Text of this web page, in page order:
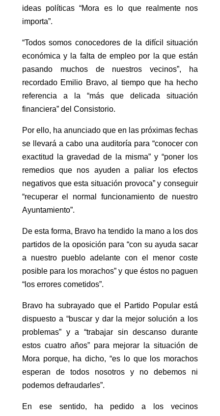
ideas políticas “Mora es lo que realmente nos
importa”.
“Todos somos conocedores de la difícil situación
económica y la falta de empleo por la que están
pasando muchos de nuestros vecinos”, ha
recordado Emilio Bravo, al tiempo que ha hecho
referencia a la “más que delicada situación
financiera” del Consistorio.
Por ello, ha anunciado que en las próximas fechas
se llevará a cabo una auditoría para “conocer con
exactitud la gravedad de la misma” y “poner los
remedios que nos ayuden a paliar los efectos
negativos que esta situación provoca” y conseguir
“recuperar el normal funcionamiento de nuestro
Ayuntamiento”.
De esta forma, Bravo ha tendido la mano a los dos
partidos de la oposición para “con su ayuda sacar
a nuestro pueblo adelante con el menor coste
posible para los morachos” y que éstos no paguen
“los errores cometidos”.
Bravo ha subrayado que el Partido Popular está
dispuesto a “buscar y dar la mejor solución a los
problemas” y a “trabajar sin descanso durante
estos cuatro años” para mejorar la situación de
Mora porque, ha dicho, “es lo que los morachos
esperan de todos nosotros y no debemos ni
podemos defraudarles”.
En ese sentido, ha pedido a los vecinos